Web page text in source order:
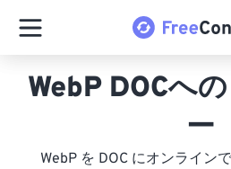
WebP DOCへ
ー
WebP を DOC にオンライン